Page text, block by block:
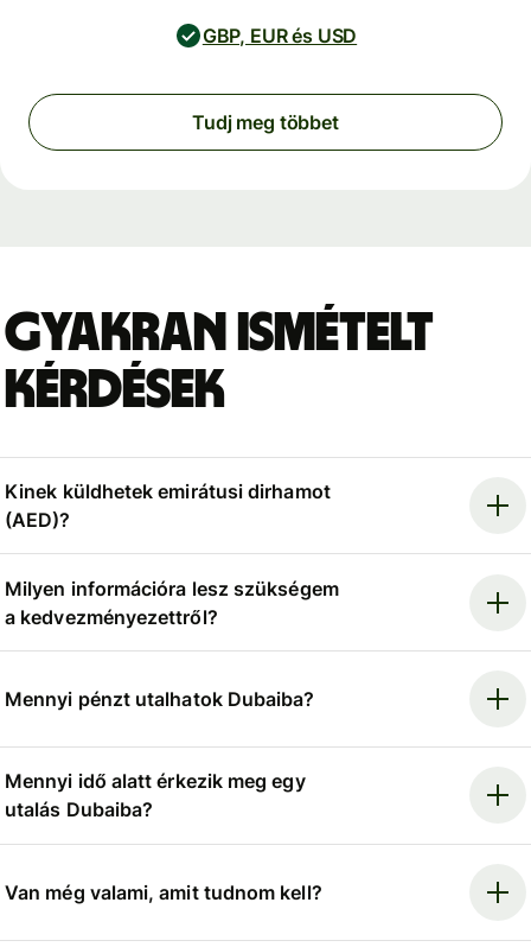
GBP, EUR és USD
Tudj meg többet
Gyakran ismételt
kérdések
Kinek küldhetek emirátusi dirhamot
(AED)?
Milyen információra lesz szükségem
a kedvezményezettről?
Mennyi pénzt utalhatok Dubaiba?
Mennyi idő alatt érkezik meg egy
utalás Dubaiba?
Van még valami, amit tudnom kell?